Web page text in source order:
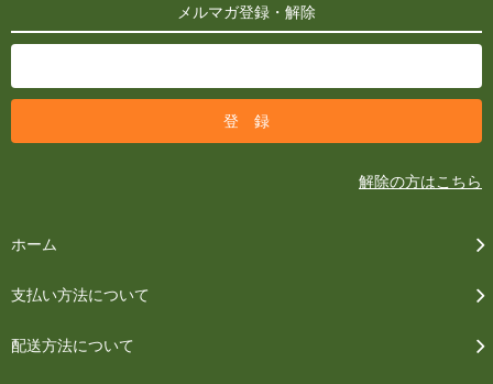
メルマガ登録・解除
解除の方はこちら
ホーム
支払い方法について
配送方法について